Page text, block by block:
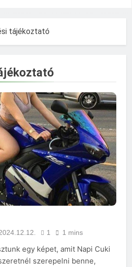
tájékoztató
1 1 mins
egy képet, amit Napi Cuki
szerepelni benne,